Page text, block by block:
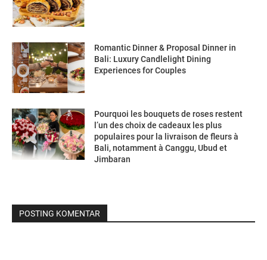
Romantic Dinner & Proposal Dinner in
Bali: Luxury Candlelight Dining
Experiences for Couples
Pourquoi les bouquets de roses restent
l’un des choix de cadeaux les plus
populaires pour la livraison de fleurs à
Bali, notamment à Canggu, Ubud et
Jimbaran
POSTING KOMENTAR